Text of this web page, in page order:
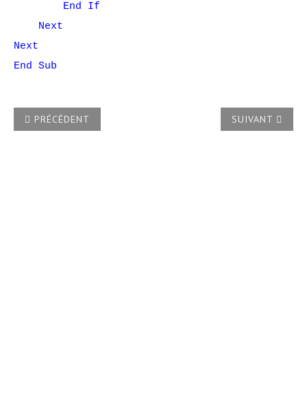
End If
Next
Next
End Sub
ARTICLE PRÉCÉDENT : COMMENT RÉCUPÉRER LES
PRÉCÉDENT ARTICLE
SUIVANT